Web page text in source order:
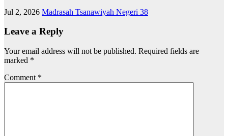
Jul 2, 2026 Madrasah Tsanawiyah Negeri 38
Leave a Reply
Your email address will not be published. Required fields are
marked *
Comment *